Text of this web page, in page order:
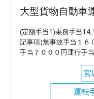
大型貨物自動車
(定額手当1)乗務手当
記事項)無事故手当１６
手当７０００円運行手
宮
運転